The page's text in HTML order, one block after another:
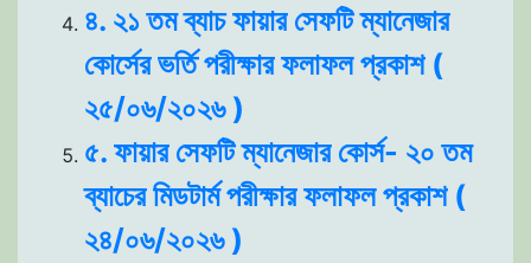
৪. ২১ তম ব্যাচ ফায়ার সেফটি ম্যানেজার
কোর্সের ভর্তি পরীক্ষার ফলাফল প্রকাশ (
২৫/০৬/২০২৬ )
৫. ফায়ার সেফটি ম্যানেজার কোর্স- ২০ তম
ব্যাচের মিডটার্ম পরীক্ষার ফলাফল প্রকাশ (
২৪/০৬/২০২৬ )